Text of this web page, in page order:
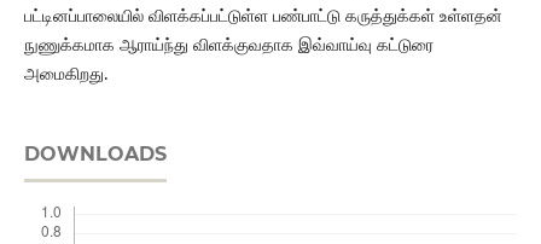
பட்டினப்பாலையில் விளக்கப்பட்டுள்ள பண்பாட்டு கருத்துக்கள் உள்ளதன்
நுணுக்கமாக ஆராய்ந்து விளக்குவதாக இவ்வாய்வு கட்டுரை
அமைகிறது.
DOWNLOADS